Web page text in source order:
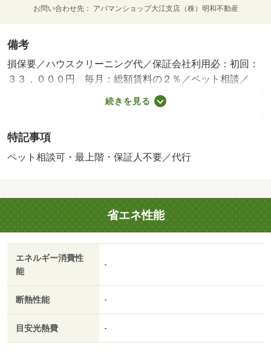
お問い合わせ先 アパマンショップ大江支店（株）明和不動産
備考
損保要／ハウスクリーニング代／保証会社利用必：初回：
３３，０００円 毎月：総額賃料の２％／ペット相談／
［退去時費用 退去費用実費精算※故意・過失等別途実
費］／（シャーメゾンライフＳＵＰＰＯＲＴ２４（月額
設定費用１６，５００円／！（１台必須契約です（月額１
台７，７００円）ペット共生型賃貸住宅です／♪（（小型
ＴＶインターホン／浴室乾燥機／オートロック／室内洗濯
置／シューズボックス／システムキッチン／追焚機能浴室
／温水洗浄便座／エレベーター／洗面所独立／洗面化粧台
／駐輪場／宅配ボックス／即入居可／礼金不要／最上階／
敷金不要／３口以上コンロ／防犯カメラ／ペット相談／全
居室洋室／ウォークインクロゼット／保証人不要／２沿線
システム／複層ガラス／ペット専用設備／太陽光発電シス
テム／２駅利用可／省エネルギー対策／敷地内ごみ置き場
／ＬＤＫ１２畳以上／都市ガス／エコジョーズ／室内物干
続きを見る
特記事項
ペット相談可・最上階・保証人不要／代行
省エネ性能
エネルギー消費性
能
-
断熱性能 -
目安光熱費 -